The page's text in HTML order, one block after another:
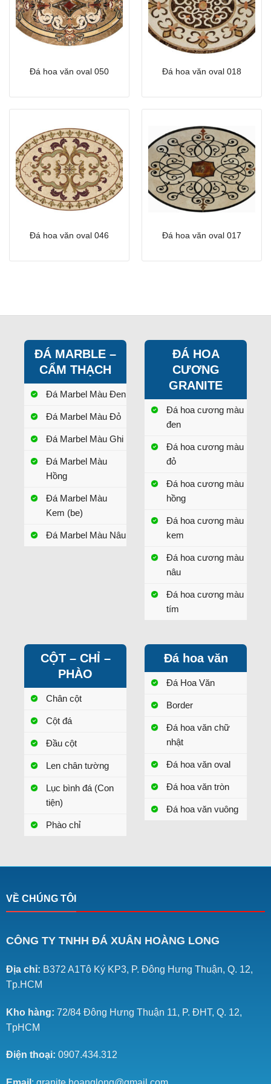
Đá hoa văn oval 050 Đá hoa văn oval 018
Đá hoa văn oval 046 Đá hoa văn oval 017
ĐÁ MARBLE –
CẨM THẠCH
Đá Marbel Màu Đen
Đá Marbel Màu Đỏ
Đá Marbel Màu Ghi
Đá Marbel Màu
Hồng
Đá Marbel Màu
Kem (be)
Đá Marbel Màu Nâu
ĐÁ HOA
CƯƠNG
GRANITE
Đá hoa cương màu
đen
Đá hoa cương màu
đỏ
Đá hoa cương màu
hồng
Đá hoa cương màu
kem
Đá hoa cương màu
nâu
Đá hoa cương màu
tím
CỘT – CHỈ –
PHÀO
Chân cột
Cột đá
Đầu cột
Len chân tường
Lục bình đá (Con
tiện)
Phào chỉ
Đá hoa văn
Đá Hoa Văn
Border
Đá hoa văn chữ
nhật
Đá hoa văn oval
Đá hoa văn tròn
Đá hoa văn vuông
VỀ CHÚNG TÔI
CÔNG TY TNHH ĐÁ XUÂN HOÀNG LONG
Địa chỉ: B372 A1Tô Ký KP3, P. Đông Hưng Thuận, Q. 12,
Tp.HCM
Kho hàng: 72/84 Đông Hưng Thuận 11, P. ĐHT, Q. 12,
TpHCM
Điện thoại: 0907.434.312